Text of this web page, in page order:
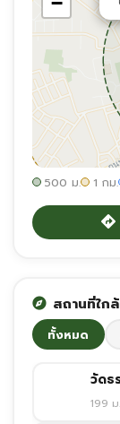
500 ม. 1 กม.
สถานที่ใก
ทั้งหมด
วัดธ
199 ม.